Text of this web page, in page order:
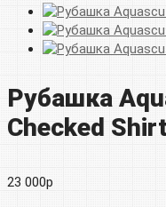
Рубашка
Checked Shirt
23 000р